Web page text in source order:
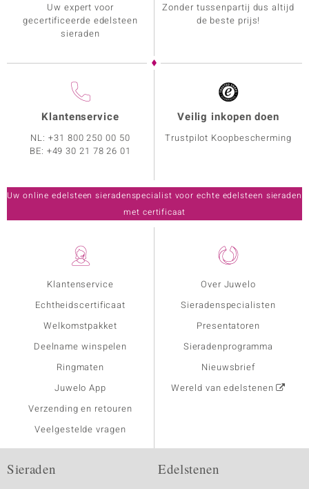
Klantenservice
Echtheidscertificaat
Welkomstpakket
Deelname winspelen
Ringmaten
Juwelo App
Verzending en retouren
Veelgestelde vragen
Over Juwelo
Sieradenspecialisten
Presentatoren
Sieradenprogramma
Nieuwsbrief
Wereld van edelstenen
Uw expert voor
gecertificeerde edelsteen
sieraden
Zonder tussenpartij dus altijd
de beste prijs!
Klantenservice
NL:+31 800 250 00 50
BE: +49 30 21 78 26 01
Veilig inkopen doen
Trustpilot Koopbescherming
Uw online edelsteen sieradenspecialist voor echte edelsteen sieraden
met certificaat
Sieraden Edelstenen